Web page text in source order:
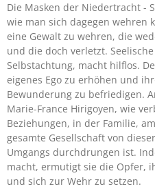
Die Masken der Niedertracht -
wie man sich dagegen wehren
eine Gewalt zu wehren, die
und die doch verletzt.
Selbstachtung, macht hilflos.
eigenes Ego zu erhöhen und
Bewunderung zu befriedigen.
Marie-France Hirigoyen, wie
Beziehungen, in der Familie,
gesamte Gesellschaft von
Umgangs durchdrungen ist.
macht, ermutigt sie die Opfer,
und sich zur Wehr zu setzen.